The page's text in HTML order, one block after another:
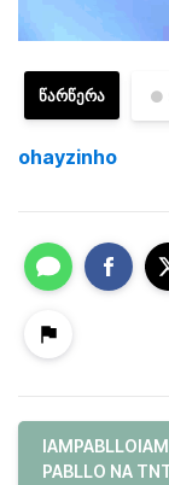
●
ᲬᲐᲠᲬᲔᲠᲐ
ohayzinho
PABLLO NA